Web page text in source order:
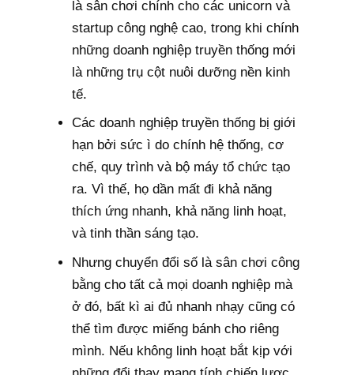
là sân chơi chính cho các unicorn và
startup công nghệ cao, trong khi chính
những doanh nghiệp truyền thống mới
là những trụ cột nuôi dưỡng nền kinh
tế.
Các doanh nghiệp truyền thống bị giới
hạn bởi sức ì do chính hệ thống, cơ
chế, quy trình và bộ máy tổ chức tạo
ra. Vì thế, họ dần mất đi khả năng
thích ứng nhanh, khả năng linh hoạt,
và tinh thần sáng tạo.
Nhưng chuyển đổi số là sân chơi công
bằng cho tất cả mọi doanh nghiệp mà
ở đó, bất kì ai đủ nhanh nhạy cũng có
thể tìm được miếng bánh cho riêng
mình. Nếu không linh hoạt bắt kịp với